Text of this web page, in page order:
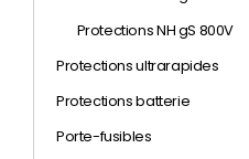
Protections NH gS 800V
Protections ultrarapides
Protections batterie
Porte-fusibles